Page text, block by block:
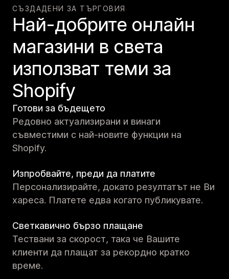
СЪЗДАДЕНИ ЗА ТЪРГОВИЯ
Най-добрите онлайн
магазини в света
използват теми за
Shopify
Готови за бъдещето
Редовно актуализирани и винаги
съвместими с най-новите функции на
Shopify.
Изпробвайте, преди да платите
Персонализирайте, докато резултатът не Ви
хареса. Платете едва когато публикувате.
Светкавично бързо плащане
Тествани за скорост, така че Вашите
клиенти да плащат за рекордно кратко
време.